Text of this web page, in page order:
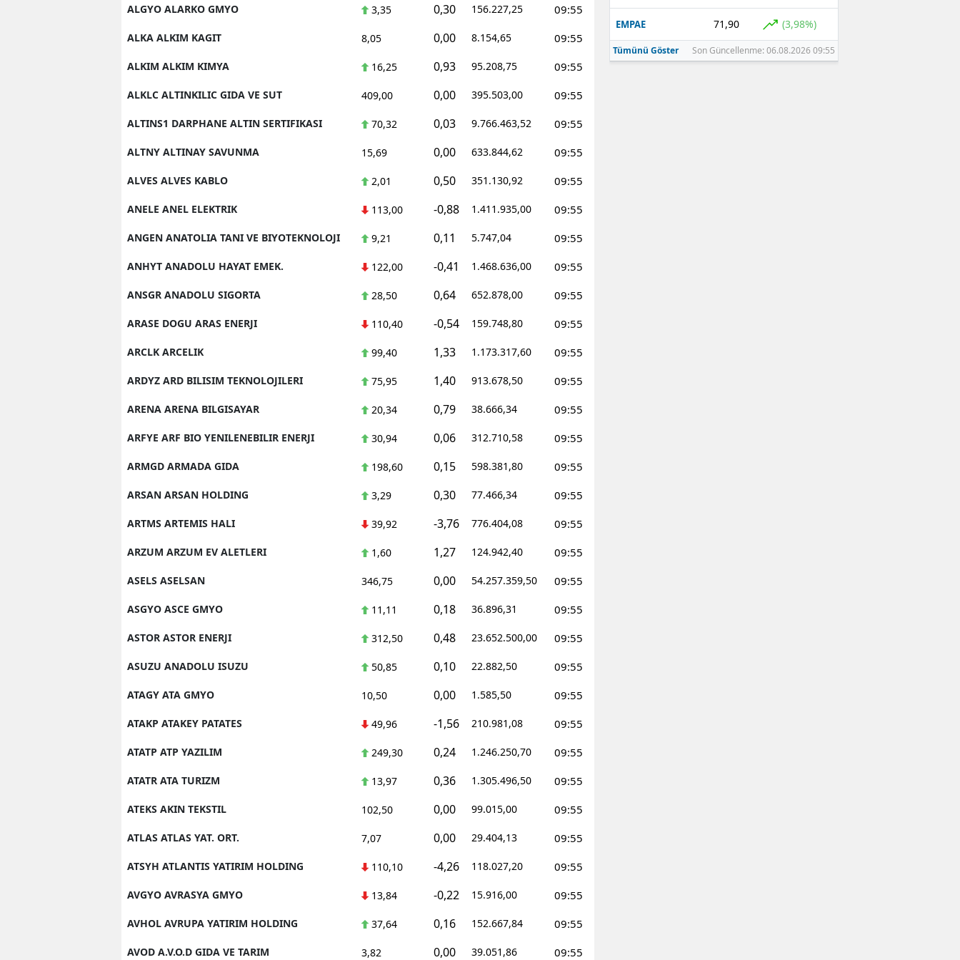
ALGYO ALARKO GMYO 3,35 0,30 156.227,25 09:55
ALKA ALKIM KAGIT 8,05 0,00 8.154,65 09:55
ALKIM ALKIM KIMYA 16,25 0,93 95.208,75 09:55
ALKLC ALTINKILIC GIDA VE SUT 409,00 0,00 395.503,00 09:55
ALTINS1 DARPHANE ALTIN SERTIFIKASI 70,32 0,03 9.766.463,52 09:55
ALTNY ALTINAY SAVUNMA 15,69 0,00 633.844,62 09:55
ALVES ALVES KABLO 2,01 0,50 351.130,92 09:55
ANELE ANEL ELEKTRIK 113,00 -0,88 1.411.935,00 09:55
ANGEN ANATOLIA TANI VE BIYOTEKNOLOJI 9,21 0,11 5.747,04 09:55
ANHYT ANADOLU HAYAT EMEK. 122,00 -0,41 1.468.636,00 09:55
ANSGR ANADOLU SIGORTA 28,50 0,64 652.878,00 09:55
ARASE DOGU ARAS ENERJI 110,40 -0,54 159.748,80 09:55
ARCLK ARCELIK 99,40 1,33 1.173.317,60 09:55
ARDYZ ARD BILISIM TEKNOLOJILERI 75,95 1,40 913.678,50 09:55
ARENA ARENA BILGISAYAR 20,34 0,79 38.666,34 09:55
ARFYE ARF BIO YENILENEBILIR ENERJI 30,94 0,06 312.710,58 09:55
ARMGD ARMADA GIDA 198,60 0,15 598.381,80 09:55
ARSAN ARSAN HOLDING 3,29 0,30 77.466,34 09:55
ARTMS ARTEMIS HALI 39,92 -3,76 776.404,08 09:55
ARZUM ARZUM EV ALETLERI 1,60 1,27 124.942,40 09:55
ASELS ASELSAN 346,75 0,00 54.257.359,50 09:55
ASGYO ASCE GMYO 11,11 0,18 36.896,31 09:55
ASTOR ASTOR ENERJI 312,50 0,48 23.652.500,00 09:55
ASUZU ANADOLU ISUZU 50,85 0,10 22.882,50 09:55
ATAGY ATA GMYO 10,50 0,00 1.585,50 09:55
ATAKP ATAKEY PATATES 49,96 -1,56 210.981,08 09:55
ATATP ATP YAZILIM 249,30 0,24 1.246.250,70 09:55
ATATR ATA TURIZM 13,97 0,36 1.305.496,50 09:55
ATEKS AKIN TEKSTIL 102,50 0,00 99.015,00 09:55
ATLAS ATLAS YAT. ORT. 7,07 0,00 29.404,13 09:55
ATSYH ATLANTIS YATIRIM HOLDING 110,10 -4,26 118.027,20 09:55
AVGYO AVRASYA GMYO 13,84 -0,22 15.916,00 09:55
AVHOL AVRUPA YATIRIM HOLDING 37,64 0,16 152.667,84 09:55
AVOD A.V.O.D GIDA VE TARIM 3,82 0,00 39.051,86 09:55
EMPAE 71,90 (3,98%)
Tümünü Göster Son Güncellenme: 06.08.2026 09:55